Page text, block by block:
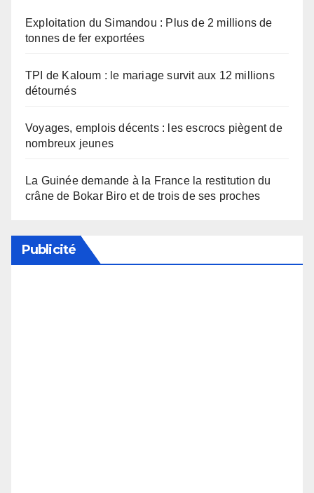
Exploitation du Simandou : Plus de 2 millions de
tonnes de fer exportées
TPI de Kaloum : le mariage survit aux 12 millions
détournés
Voyages, emplois décents : les escrocs piègent de
nombreux jeunes
La Guinée demande à la France la restitution du
crâne de Bokar Biro et de trois de ses proches
Publicité